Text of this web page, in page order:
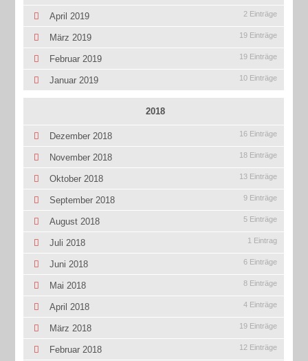
April 2019 2 Einträge
März 2019 19 Einträge
Februar 2019 19 Einträge
Januar 2019 10 Einträge
2018
Dezember 2018 16 Einträge
November 2018 18 Einträge
Oktober 2018 13 Einträge
September 2018 9 Einträge
August 2018 5 Einträge
Juli 2018 1 Eintrag
Juni 2018 6 Einträge
Mai 2018 8 Einträge
April 2018 4 Einträge
März 2018 19 Einträge
Februar 2018 12 Einträge